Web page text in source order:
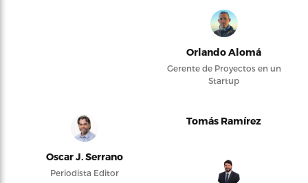
Orlando Alomá
Gerente de Proyectos en un
Startup
Oscar J. Serrano
Periodista Editor
Tomás Ramírez